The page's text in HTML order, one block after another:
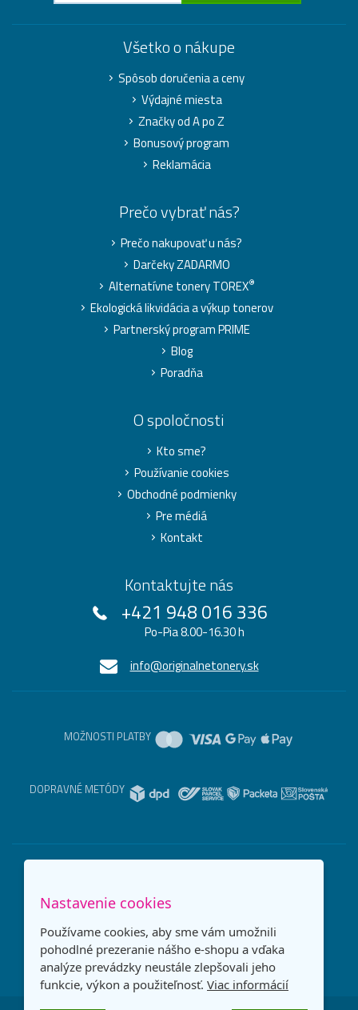
Všetko o nákupe
Spôsob doručenia a ceny
Výdajné miesta
Značky od A po Z
Bonusový program
Reklamácia
Prečo vybrať nás?
Prečo nakupovať u nás?
Darčeky ZADARMO
Alternatívne tonery TOREX®
Ekologická likvidácia a výkup tonerov
Partnerský program PRIME
Blog
Poradňa
O spoločnosti
Kto sme?
Používanie cookies
Obchodné podmienky
Pre médiá
Kontakt
Kontaktujte nás
+421 948 016 336
Po-Pia 8.00-16.30 h
info@originalnetonery.sk
MOŽNOSTI PLATBY
DOPRAVNÉ METÓDY
Nastavenie cookies
Používame cookies, aby sme vám umožnili
pohodlné prezeranie nášho e-shopu a vďaka
analýze prevádzky neustále zlepšovali jeho
funkcie, výkon a použiteľnosť. Viac informácií